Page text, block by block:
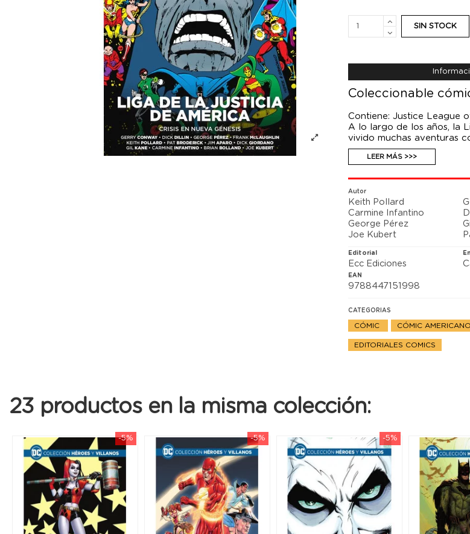
SIN STOCK
Coleccionable
Contiene: Justice League
A lo largo de los años, la
vivido muchas aventuras
formada en su mayoría
peligros tan terribles
Los legendarios George
acompañada por dos
regreso de los
LEER MÁS >>>
Autor
Keith Pollard
Carmine Infantino
George Pérez
Joe Kubert
Editorial
Ecc Ediciones
EAN
9788447151998
CATEGORIAS
CÓMIC CÓMIC AMERICANO
EDITORIALES COMICS
23 productos en la misma colección:
-5% -5% -5%